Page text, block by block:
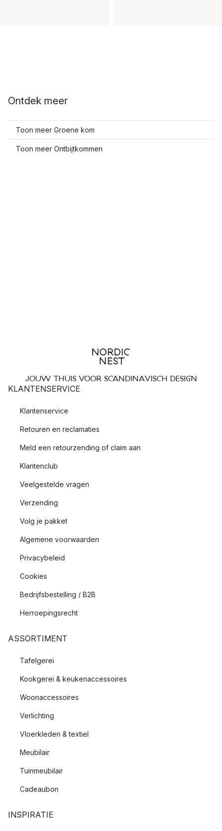
Ontdek meer
Toon meer Groene kom
Toon meer Ontbijtkommen
JOUW THUIS VOOR SCANDINAVISCH DESIGN
KLANTENSERVICE
Klantenservice
Retouren en reclamaties
Meld een retourzending of claim aan
Klantenclub
Veelgestelde vragen
Verzending
Volg je pakket
Algemene voorwaarden
Privacybeleid
Cookies
Bedrijfsbestelling / B2B
Herroepingsrecht
ASSORTIMENT
Tafelgerei
Kookgerei & keukenaccessoires
Woonaccessoires
Verlichting
Vloerkleden & textiel
Meubilair
Tuinmeubilair
Cadeaubon
INSPIRATIE